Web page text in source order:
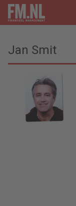
Jan Smit